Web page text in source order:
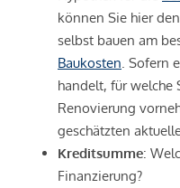
können Sie hier
selbst bauen am
Baukosten . Sofern
handelt, für welche
Renovierung
geschätzten
Kreditsumme:
Finanzierung?